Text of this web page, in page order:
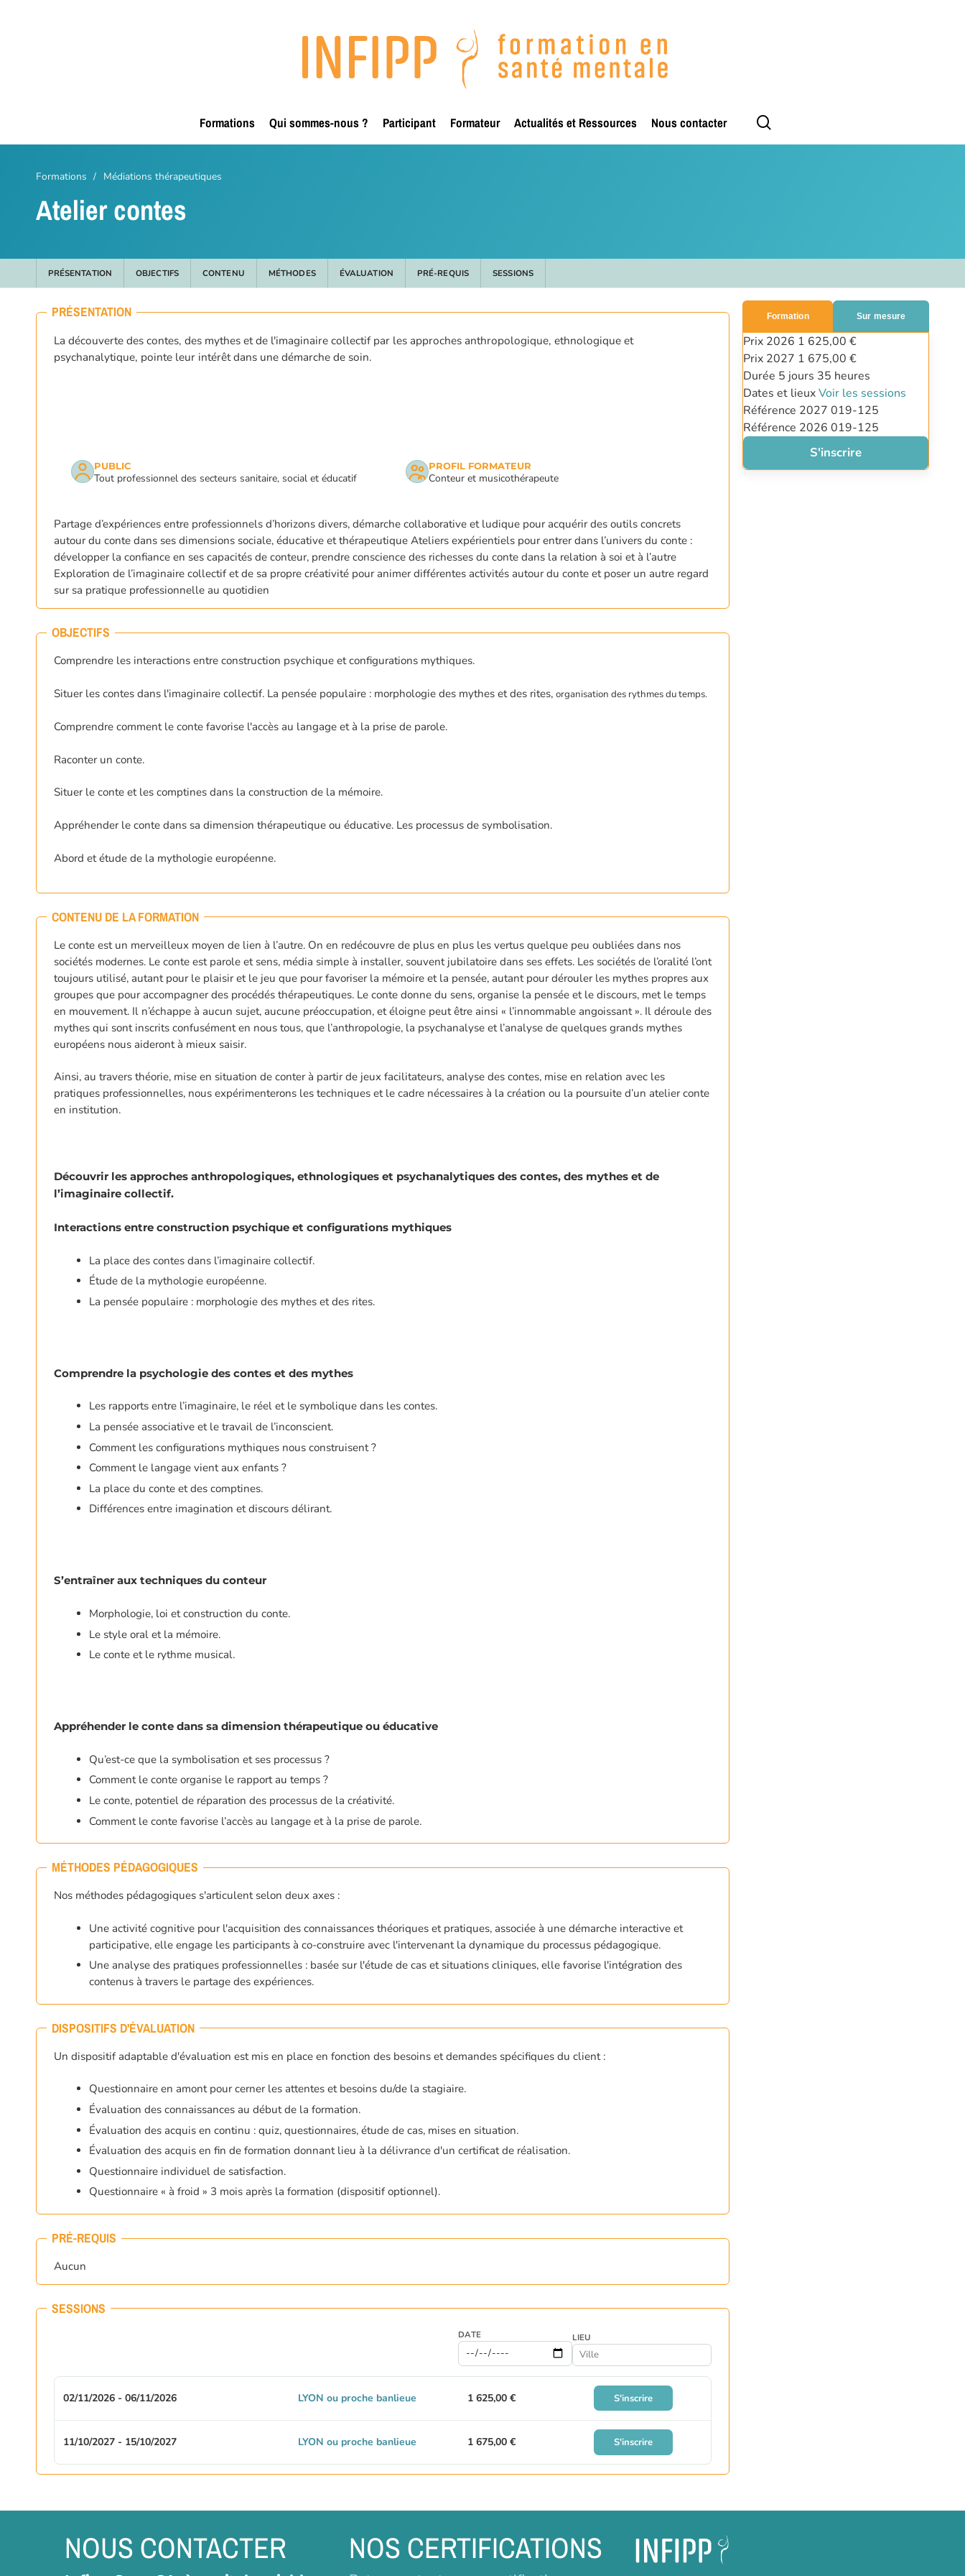
Appuyez sur Entrée pour une recherche ou ESC pour fermer
Formations Qui sommes-nous ? Participant Formateur Actualités et Ressources Nous contacter
Formations / Médiations thérapeutiques
Atelier contes
PRÉSENTATION OBJECTIFS CONTENU MÉTHODES ÉVALUATION PRÉ-REQUIS SESSIONS
PRÉSENTATION
La découverte des contes, des mythes et de l'imaginaire collectif par les approches anthropologique, ethnologique et
psychanalytique, pointe leur intérêt dans une démarche de soin.
PUBLIC
Tout professionnel des secteurs sanitaire, social et éducatif
PROFIL FORMATEUR
Conteur et musicothérapeute
Partage d’expériences entre professionnels d’horizons divers, démarche collaborative et ludique pour acquérir des outils concrets
autour du conte dans ses dimensions sociale, éducative et thérapeutique Ateliers expérientiels pour entrer dans l’univers du conte :
développer la confiance en ses capacités de conteur, prendre conscience des richesses du conte dans la relation à soi et à l’autre
Exploration de l’imaginaire collectif et de sa propre créativité pour animer différentes activités autour du conte et poser un autre regard
sur sa pratique professionnelle au quotidien
OBJECTIFS
Comprendre les interactions entre construction psychique et configurations mythiques.
Situer les contes dans l'imaginaire collectif. La pensée populaire : morphologie des mythes et des rites, organisation des rythmes du temps.
Comprendre comment le conte favorise l'accès au langage et à la prise de parole.
Raconter un conte.
Situer le conte et les comptines dans la construction de la mémoire.
Appréhender le conte dans sa dimension thérapeutique ou éducative. Les processus de symbolisation.
Abord et étude de la mythologie européenne.
CONTENU DE LA FORMATION
Le conte est un merveilleux moyen de lien à l’autre. On en redécouvre de plus en plus les vertus quelque peu oubliées dans nos
sociétés modernes. Le conte est parole et sens, média simple à installer, souvent jubilatoire dans ses effets. Les sociétés de l’oralité l’ont
toujours utilisé, autant pour le plaisir et le jeu que pour favoriser la mémoire et la pensée, autant pour dérouler les mythes propres aux
groupes que pour accompagner des procédés thérapeutiques. Le conte donne du sens, organise la pensée et le discours, met le temps
en mouvement. Il n’échappe à aucun sujet, aucune préoccupation, et éloigne peut être ainsi « l’innommable angoissant ». Il déroule des
mythes qui sont inscrits confusément en nous tous, que l’anthropologie, la psychanalyse et l’analyse de quelques grands mythes
européens nous aideront à mieux saisir.
Ainsi, au travers théorie, mise en situation de conter à partir de jeux facilitateurs, analyse des contes, mise en relation avec les
pratiques professionnelles, nous expérimenterons les techniques et le cadre nécessaires à la création ou la poursuite d’un atelier conte
en institution.
Découvrir les approches anthropologiques, ethnologiques et psychanalytiques des contes, des mythes et de
l’imaginaire collectif.
Interactions entre construction psychique et configurations mythiques
La place des contes dans l’imaginaire collectif.
Étude de la mythologie européenne.
La pensée populaire : morphologie des mythes et des rites.
Comprendre la psychologie des contes et des mythes
Les rapports entre l’imaginaire, le réel et le symbolique dans les contes.
La pensée associative et le travail de l’inconscient.
Comment les configurations mythiques nous construisent ?
Comment le langage vient aux enfants ?
La place du conte et des comptines.
Différences entre imagination et discours délirant.
S’entraîner aux techniques du conteur
Morphologie, loi et construction du conte.
Le style oral et la mémoire.
Le conte et le rythme musical.
Appréhender le conte dans sa dimension thérapeutique ou éducative
Qu’est-ce que la symbolisation et ses processus ?
Comment le conte organise le rapport au temps ?
Le conte, potentiel de réparation des processus de la créativité.
Comment le conte favorise l’accès au langage et à la prise de parole.
MÉTHODES PÉDAGOGIQUES
Nos méthodes pédagogiques s'articulent selon deux axes :
Une activité cognitive pour l'acquisition des connaissances théoriques et pratiques, associée à une démarche interactive et
participative, elle engage les participants à co-construire avec l'intervenant la dynamique du processus pédagogique.
Une analyse des pratiques professionnelles : basée sur l'étude de cas et situations cliniques, elle favorise l'intégration des
contenus à travers le partage des expériences.
DISPOSITIFS D'ÉVALUATION
Un dispositif adaptable d'évaluation est mis en place en fonction des besoins et demandes spécifiques du client :
Questionnaire en amont pour cerner les attentes et besoins du/de la stagiaire.
Évaluation des connaissances au début de la formation.
Évaluation des acquis en continu : quiz, questionnaires, étude de cas, mises en situation.
Évaluation des acquis en fin de formation donnant lieu à la délivrance d'un certificat de réalisation.
Questionnaire individuel de satisfaction.
Questionnaire « à froid » 3 mois après la formation (dispositif optionnel).
PRÉ-REQUIS
Aucun
SESSIONS
DATE LIEU
02/11/2026 - 06/11/2026 LYON ou proche banlieue 1 625,00 € S'inscrire
11/10/2027 - 15/10/2027 LYON ou proche banlieue 1 675,00 € S'inscrire
Formation Sur mesure
Prix 2026 1 625,00 €
Prix 2027 1 675,00 €
Durée 5 jours 35 heures
Dates et lieux Voir les sessions
Référence 2027 019-125
Référence 2026 019-125
S'inscrire
NOUS CONTACTER NOS CERTIFICATIONS